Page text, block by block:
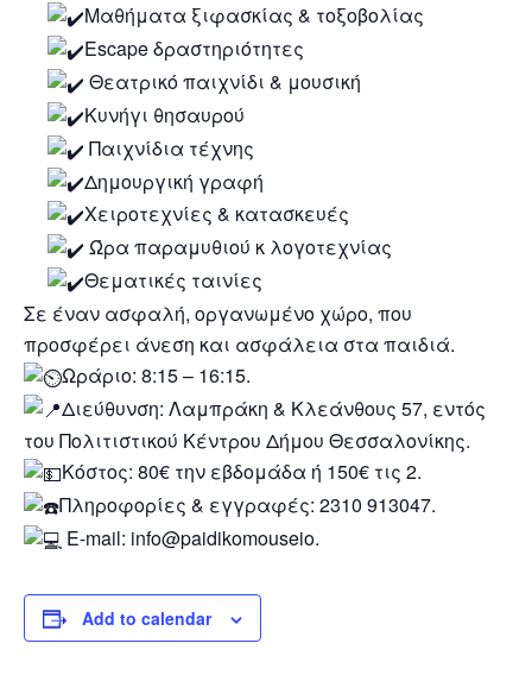
Μαθήματα ξιφασκίας & τοξοβολίας
Escape δραστηριότητες
Θεατρικό παιχνίδι & μουσική
Κυνήγι θησαυρού
Παιχνίδια τέχνης
Δημουργική γραφή
Χειροτεχνίες & κατασκευές
Ώρα παραμυθιού κ λογοτεχνίας
Θεματικές ταινίες
Σε έναν ασφαλή, οργανωμένο χώρο, που
προσφέρει άνεση και ασφάλεια στα παιδιά.
Ωράριο: 8:15 – 16:15.
Διεύθυνση: Λαμπράκη & Κλεάνθους 57, εντός
του Πολιτιστικού Κέντρου Δήμου Θεσσαλονίκης.
Κόστος: 80€ την εβδομάδα ή 150€ τις 2.
Πληροφορίες & εγγραφές: 2310 913047.
E-mail: info@paidikomouseio.
Add to calendar